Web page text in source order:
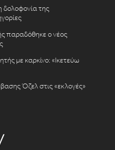
δολοφονία της
παραδόθηκε ο νέος
με καρκίνο: «Ικετεύω
Όζελ στις «εκλογές»